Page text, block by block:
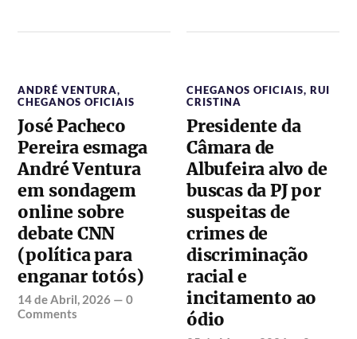
ANDRÉ VENTURA,
CHEGANOS OFICIAIS
José Pacheco
Pereira esmaga
André Ventura
em sondagem
online sobre
debate CNN
(política para
enganar totós)
14 de Abril, 2026 —0
Comments
CHEGANOS OFICIAIS,RUI
CRISTINA
Presidente da
Câmara de
Albufeira alvo de
buscas da PJ por
suspeitas de
crimes de
discriminação
racial e
incitamento ao
ódio